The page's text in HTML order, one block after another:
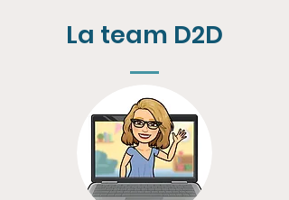
La team D2D